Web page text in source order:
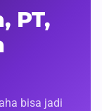
PT,
bisa jadi